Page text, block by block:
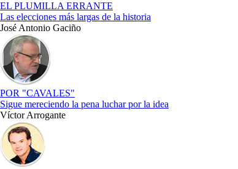
EL PLUMILLA ERRANTE
Las elecciones más largas de la historia
José Antonio Gaciño
POR "CAVALES"
Sigue mereciendo la pena luchar por la idea
Víctor Arrogante